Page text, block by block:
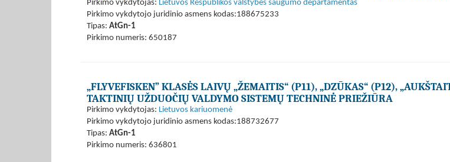
Pirkimo vykdytojas: Lietuvos Respublikos valstybės saugumo departamentas
Pirkimo vykdytojo juridinio asmens kodas:188675233
Tipas: AtGn-1
Pirkimo numeris: 650187
„FLYVEFISKEN” KLASĖS LAIVŲ „ŽEMAITIS“ (P11), „DZŪKAS“ (P12),
TAKTINIŲ UŽDUOČIŲ VALDYMO SISTEMŲ TECHNINĖ PRIEŽIŪRA
Pirkimo vykdytojas: Lietuvos kariuomenė
Pirkimo vykdytojo juridinio asmens kodas:188732677
Tipas: AtGn-1
Pirkimo numeris: 636801